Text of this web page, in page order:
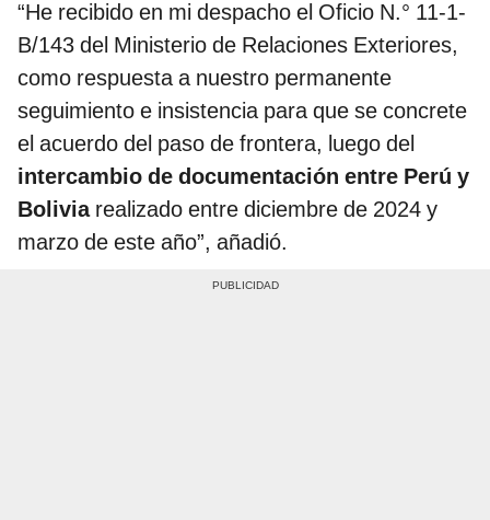
“He recibido en mi despacho el Oficio N.° 11-1-
B/143 del Ministerio de Relaciones Exteriores,
como respuesta a nuestro permanente
seguimiento e insistencia para que se concrete
el acuerdo del paso de frontera, luego del
intercambio de documentación entre Perú y
Boliviarealizado entre diciembre de 2024 y
marzo de este año”, añadió.